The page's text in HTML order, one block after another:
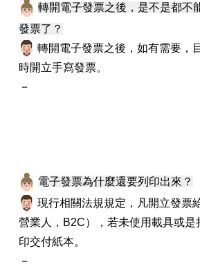
轉開電子發票之後，是不是都不
發票了？
轉開電子發票之後，如有需要，
時開立手寫發票。
－
電子發票為什麼還要列印出來？
現行相關法規規定，凡開立發票
營業人，B2C），若未使用載具或是
印交付紙本。
－